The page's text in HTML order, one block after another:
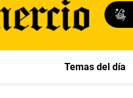
Temas del día